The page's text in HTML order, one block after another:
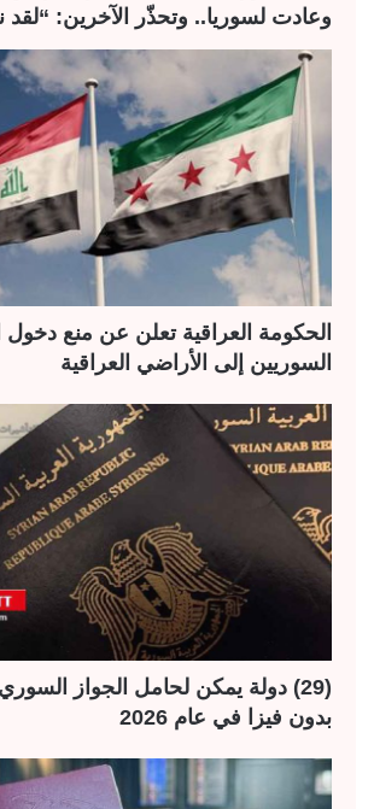
وعادت لسوريا.. وتحذّر الآخرين: “لقد
الحكومة العراقية تعلن عن منع دخول
السوريين إلى الأراضي العراقية
(29) دولة يمكن لحامل الجواز
بدون فيزا في عام 2026